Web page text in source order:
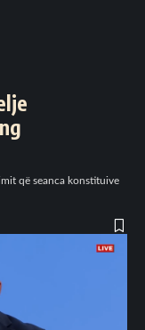
që seanca konstituive